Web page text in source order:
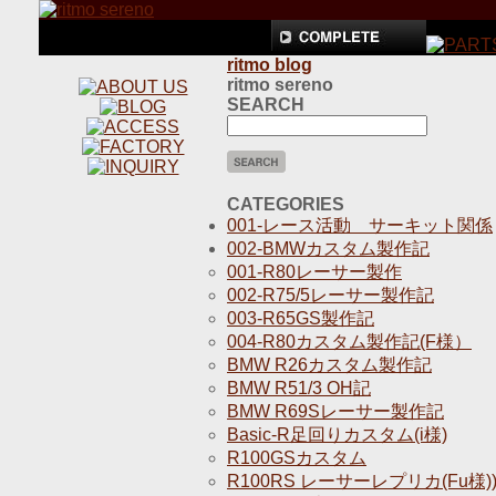
ritmo blog
ritmo sereno
SEARCH
CATEGORIES
001-レース活動 サーキット関係
002-BMWカスタム製作記
001-R80レーサー製作
002-R75/5レーサー製作記
003-R65GS製作記
004-R80カスタム製作記(F様）
BMW R26カスタム製作記
BMW R51/3 OH記
BMW R69Sレーサー製作記
Basic-R足回りカスタム(i様)
R100GSカスタム
R100RS レーサーレプリカ(Fu様))